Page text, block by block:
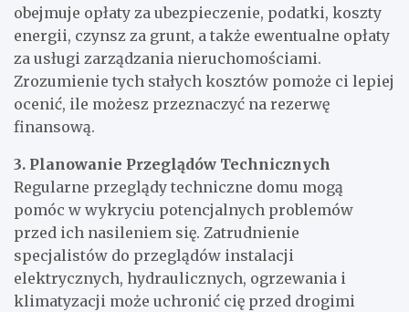
obejmuje opłaty za ubezpieczenie, podatki, koszty
energii, czynsz za grunt, a także ewentualne opłaty
za usługi zarządzania nieruchomościami.
Zrozumienie tych stałych kosztów pomoże ci lepiej
ocenić, ile możesz przeznaczyć na rezerwę
finansową.
3. Planowanie Przeglądów Technicznych
Regularne przeglądy techniczne domu mogą
pomóc w wykryciu potencjalnych problemów
przed ich nasileniem się. Zatrudnienie
specjalistów do przeglądów instalacji
elektrycznych, hydraulicznych, ogrzewania i
klimatyzacji może uchronić cię przed drogimi